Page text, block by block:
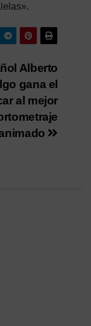
Alberto
gana el
al mejor